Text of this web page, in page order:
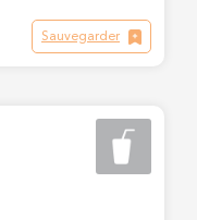
Sauvegarder